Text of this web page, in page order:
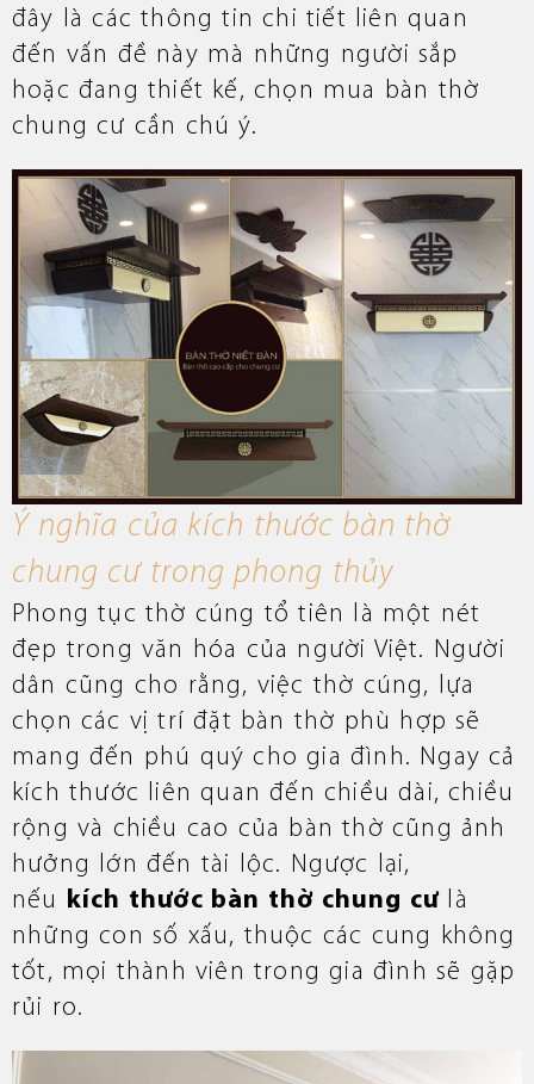
đây là các thông tin chi tiết liên quan
đến vấn đề này mà những người sắp
hoặc đang thiết kế, chọn mua bàn thờ
chung cư cần chú ý.
Ý nghĩa của kích thước bàn thờ
chung cư trong phong thủy
Phong tục thờ cúng tổ tiên là một nét
đẹp trong văn hóa của người Việt. Người
dân cũng cho rằng, việc thờ cúng, lựa
chọn các vị trí đặt bàn thờ phù hợp sẽ
mang đến phú quý cho gia đình. Ngay cả
kích thước liên quan đến chiều dài, chiều
rộng và chiều cao của bàn thờ cũng ảnh
hưởng lớn đến tài lộc. Ngược lại,
nếu
kích thước bàn thờ chung cưlà
những con số xấu, thuộc các cung không
tốt, mọi thành viên trong gia đình sẽ gặp
rủi ro.